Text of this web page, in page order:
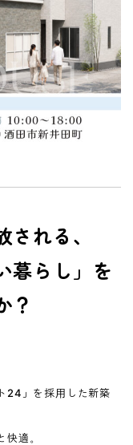
れる、
暮らし」を
？
24」を採用した新築
適。